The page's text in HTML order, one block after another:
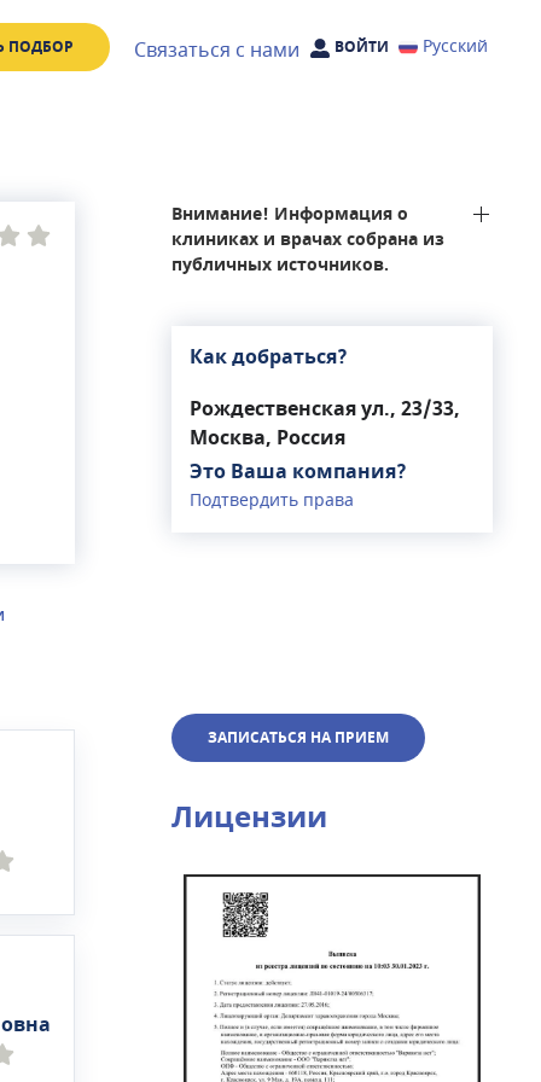
ПОДБОР Связаться с нами ВОЙТИ Русский
Внимание! Информация о
клиниках и врачах собрана из
публичных источников.
Как добраться?
Рождественская ул., 23/33,
Москва, Россия
Это Ваша компания?
Подтвердить права
ЗАПИСАТЬСЯ НА ПРИЕМ
Лицензии